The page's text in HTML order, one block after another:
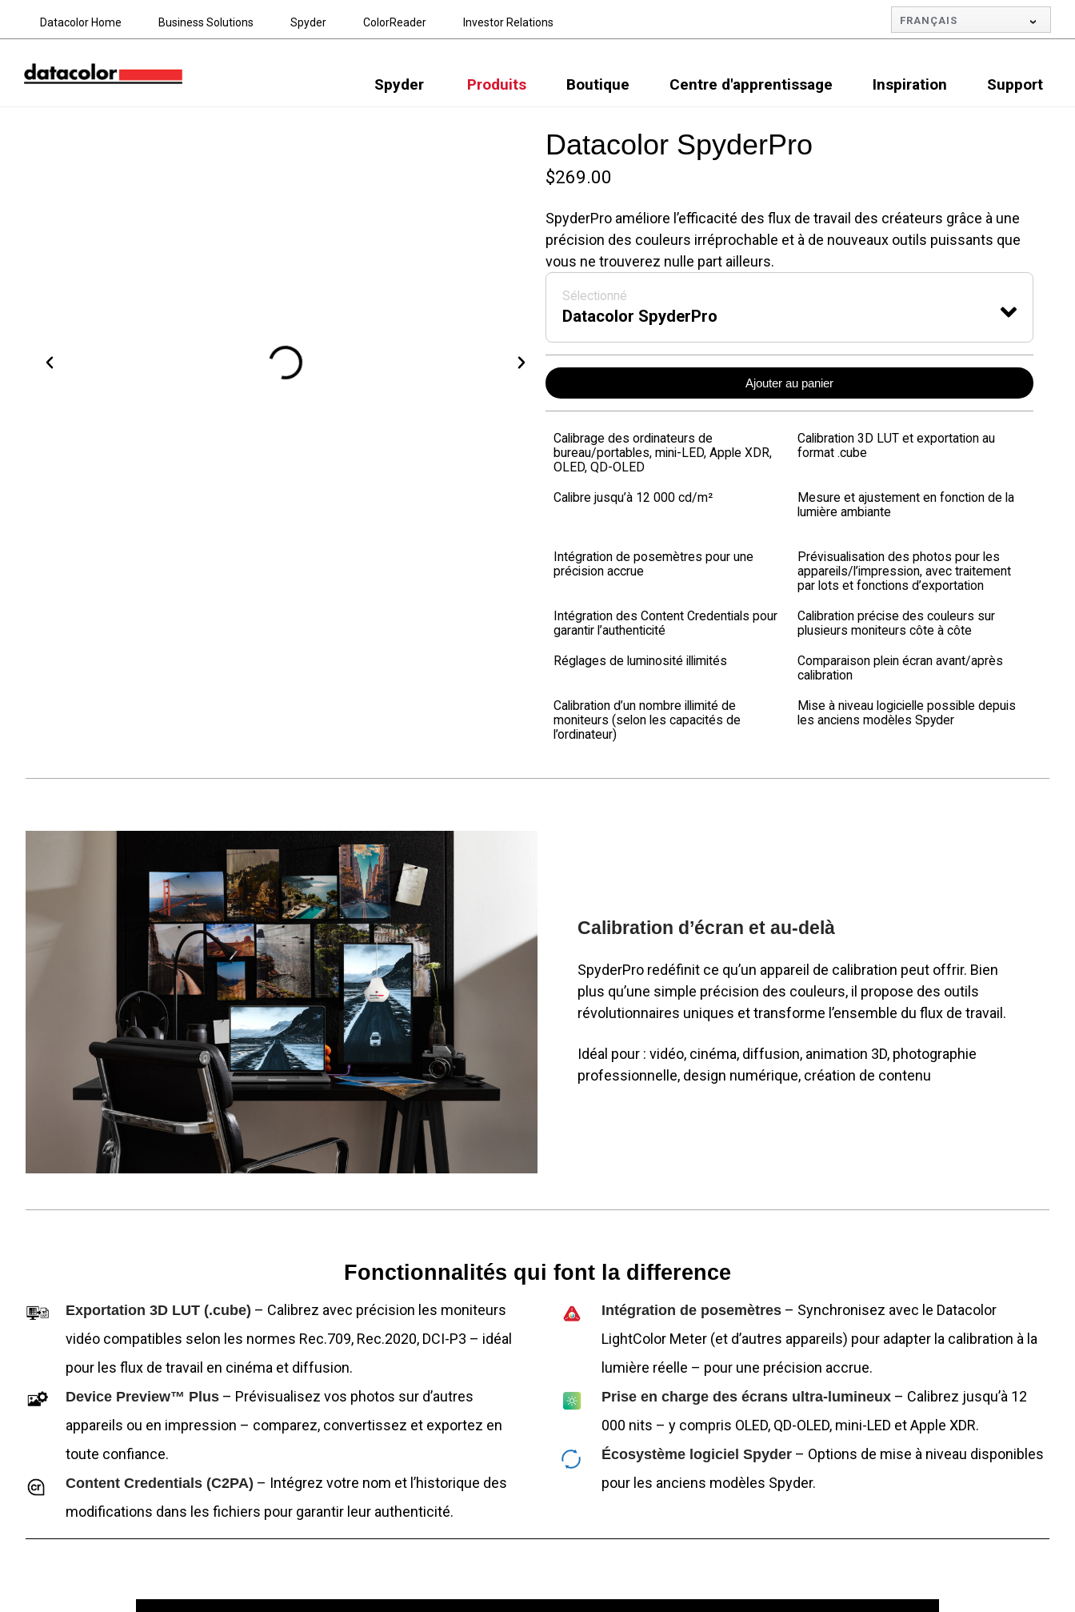
Datacolor Home Business Solutions Spyder ColorReader Investor Relations FRANÇAIS
Spyder Produits Boutique Centre d'apprentissage Inspiration Support
Datacolor SpyderPro
$269.00
SpyderPro améliore l’efficacité des flux de travail des créateurs grâce à une
précision des couleurs irréprochable et à de nouveaux outils puissants que
vous ne trouverez nulle part ailleurs.
Sélectionné
Datacolor SpyderPro
Ajouter au panier
Calibrage des ordinateurs de
bureau/portables, mini-LED, Apple XDR,
OLED, QD-OLED
Calibration 3D LUT et exportation au
format .cube
Calibre jusqu’à 12 000 cd/m²
Mesure et ajustement en fonction de la
lumière ambiante
Intégration de posemètres pour une
précision accrue
Prévisualisation des photos pour les
appareils/l’impression, avec traitement
par lots et fonctions d’exportation
Intégration des Content Credentials pour
garantir l’authenticité
Calibration précise des couleurs sur
plusieurs moniteurs côte à côte
Réglages de luminosité illimités
Comparaison plein écran avant/après
calibration
Calibration d’un nombre illimité de
moniteurs (selon les capacités de
l’ordinateur)
Mise à niveau logicielle possible depuis
les anciens modèles Spyder
Calibration d’écran et au-delà
SpyderPro redéfinit ce qu’un appareil de calibration peut offrir. Bien
plus qu’une simple précision des couleurs, il propose des outils
révolutionnaires uniques et transforme l’ensemble du flux de travail.
Idéal pour : vidéo, cinéma, diffusion, animation 3D, photographie
professionnelle, design numérique, création de contenu
Fonctionnalités qui font la difference
Exportation 3D LUT (.cube) – Calibrez avec précision les moniteurs
vidéo compatibles selon les normes Rec.709, Rec.2020, DCI-P3 – idéal
pour les flux de travail en cinéma et diffusion.
Device Preview™ Plus – Prévisualisez vos photos sur d’autres
appareils ou en impression – comparez, convertissez et exportez en
toute confiance.
Content Credentials (C2PA) – Intégrez votre nom et l’historique des
modifications dans les fichiers pour garantir leur authenticité.
Intégration de posemètres – Synchronisez avec le Datacolor
LightColor Meter (et d’autres appareils) pour adapter la calibration à la
lumière réelle – pour une précision accrue.
Prise en charge des écrans ultra-lumineux – Calibrez jusqu’à 12
000 nits – y compris OLED, QD-OLED, mini-LED et Apple XDR.
Écosystème logiciel Spyder – Options de mise à niveau disponibles
pour les anciens modèles Spyder.